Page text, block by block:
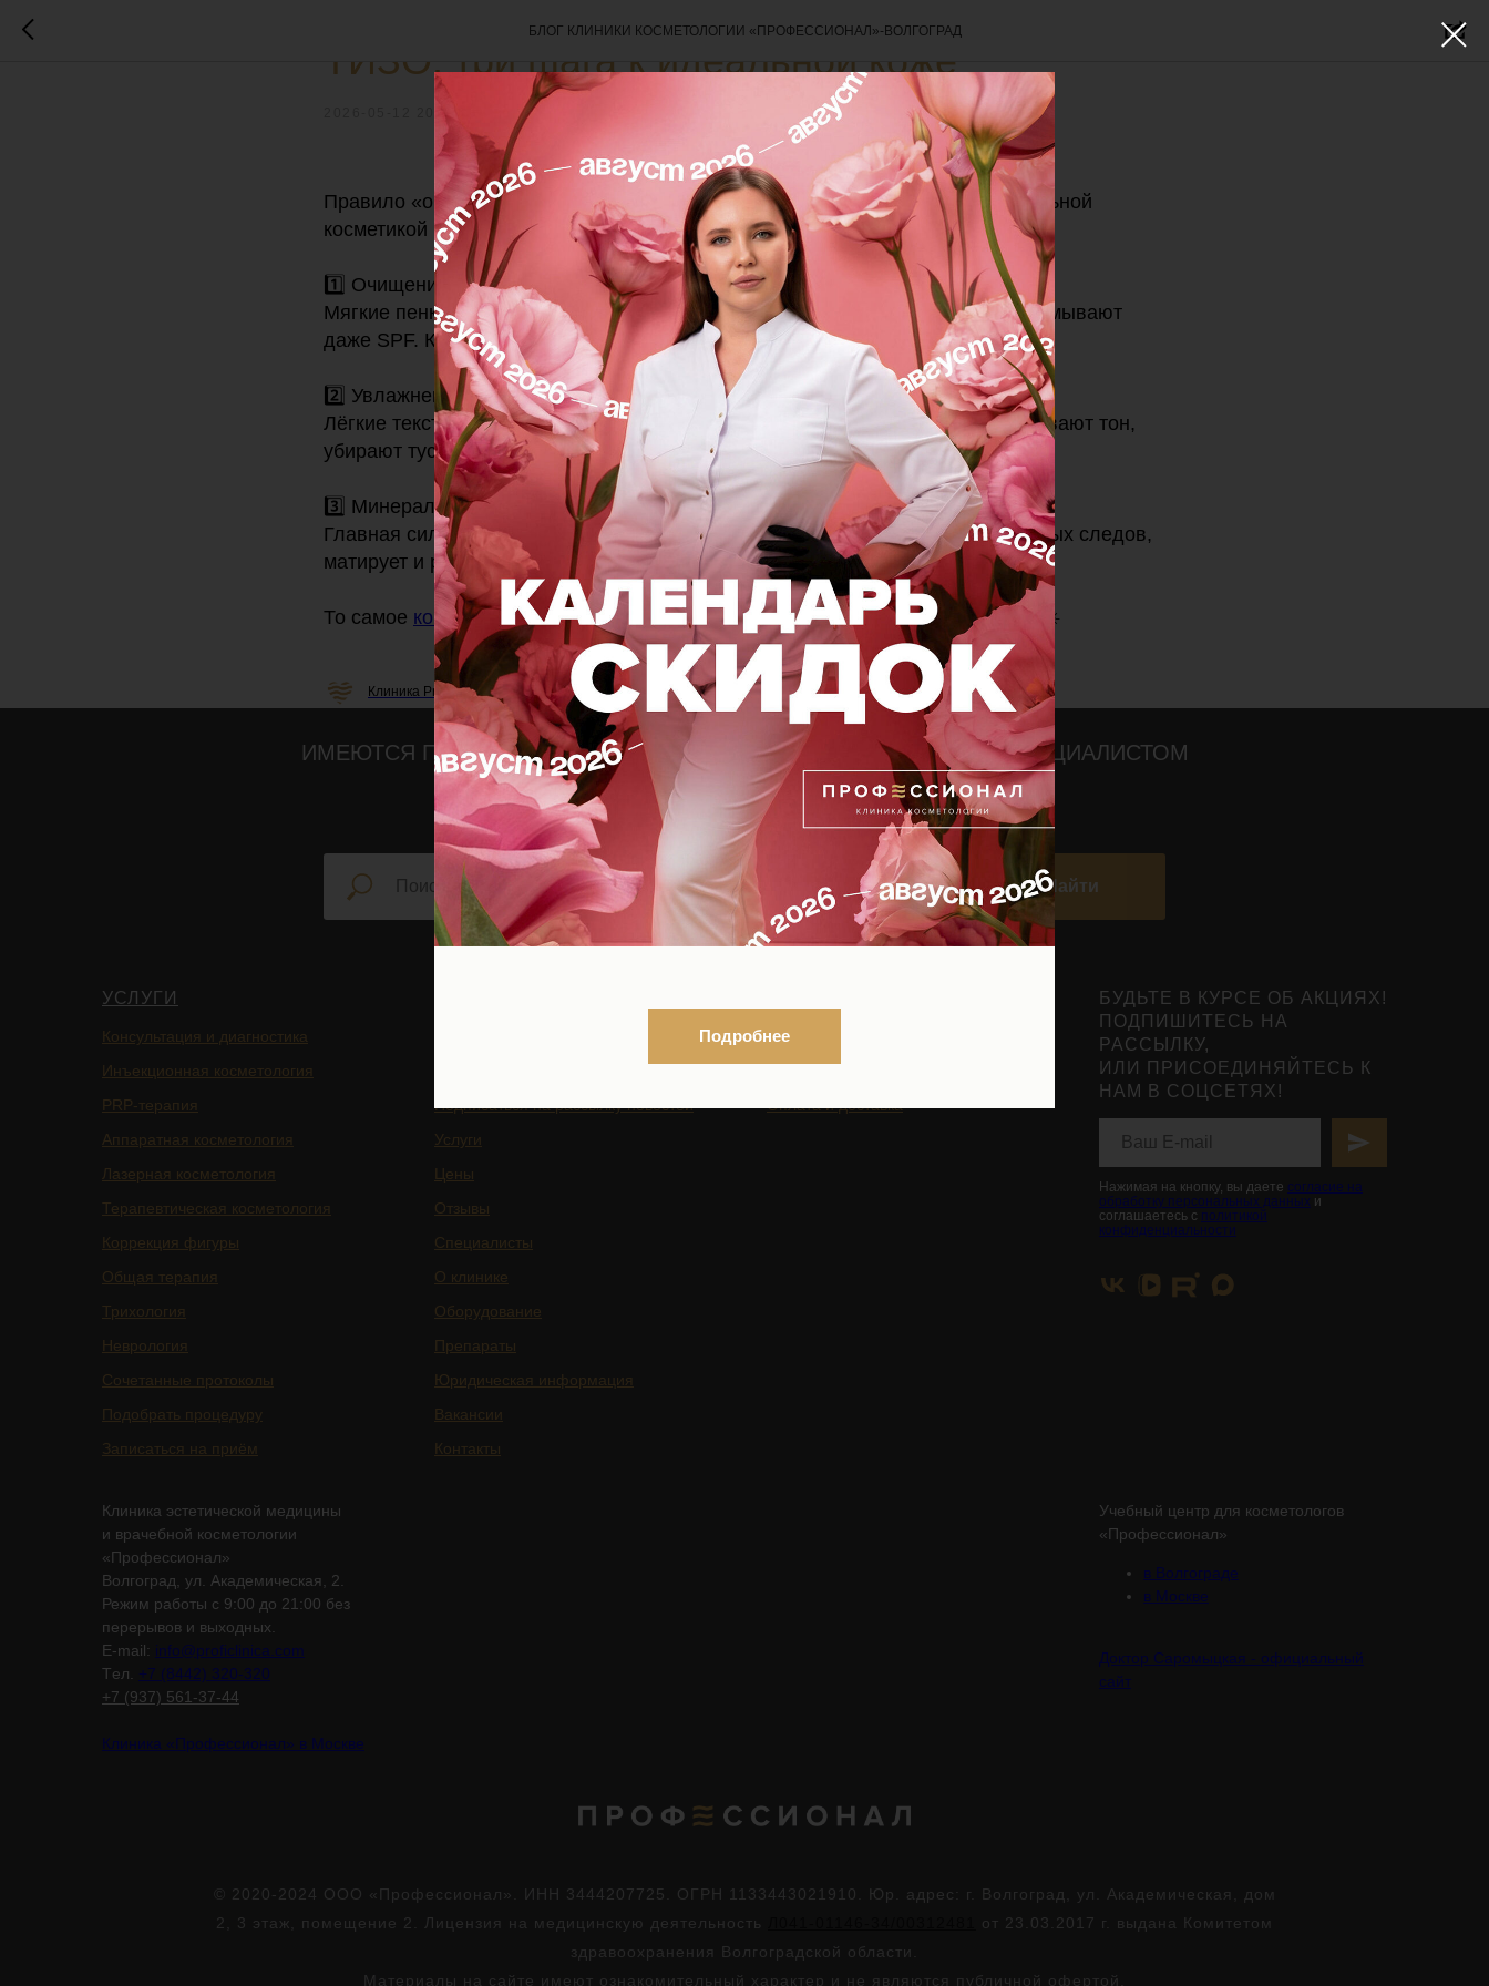
БЛОГ КЛИНИКИ КОСМЕТОЛОГИИ «ПРОФЕССИОНАЛ»-ВОЛГОГРАД
ТИЗО: три шага к идеальной коже
2026-05-12 20:40
Правило «очистить — увлажнить — защитить» с профессиональной минеральной
косметикой работает особенно хорошо.
1️⃣ Очищение
Мягкие пенки и гели«Тизо»
не сушат кожу, не нарушают барьер и идеально смывают
даже SPF. Кожа дышит, но не стянута.
2️⃣ Увлажнение + сияние
Лёгкие текстуры с антиоксидантами и осветляющими компонентами выравнивают тон,
убирают тусклость и работают как праймер под защиту.
3️⃣ Минеральная защита
Главная сила бренда – чистые оксиды цинка и титана. СПФ не оставляет белых следов,
матирует и работает как финишное покрытие.
То самое комбо: нежное очищение, глубокое увлажнение, надёжный барьер ☀️
Клиника Professional-Волгоград
ИМЕЮТСЯ ПРОТИВОПОКАЗАНИЯ, ПРОКОНСУЛЬТИРУЙТЕСЬ СО СПЕЦИАЛИСТОМ
18+
Найти
УСЛУГИ
Консультация и диагностика
Инъекционная косметология
PRP-терапия
Аппаратная косметология
Лазерная косметология
Терапевтическая косметология
Коррекция фигуры
Общая терапия
Трихология
Неврология
Сочетанные протоколы
Подобрать процедуру
Записаться на приём
Подписаться на рассылку новостей
Услуги
Цены
Отзывы
Специалисты
О клинике
Оборудование
Препараты
Юридическая информация
Вакансии
Контакты
Интернет-магазин
Оплата и доставка
БУДЬТЕ В КУРСЕ ОБ АКЦИЯХ!
ПОДПИШИТЕСЬ НА
РАССЫЛКУ,
ИЛИ ПРИСОЕДИНЯЙТЕСЬ К
НАМ В СОЦСЕТЯХ!
Нажимая на кнопку, вы даете согласие на
обработку персональных данных и
соглашаетесь с политикой
конфиденциальности
Клиника эстетической медицины
и врачебной косметологии
«Профессионал»
Волгоград, ул. Академическая, 2.
Режим работы с 9:00 до 21:00 без
перерывов и выходных.
E-mail: info@proficlinica.com
Tел. +7 (8442) 320-320
+7 (937) 561-37-44
Клиника «Профессионал» в Москве
Учебный центр для косметологов
«Профессионал»
в Волгограде
в Москве
Доктор Саромыцкая - официальный
сайт
© 2020-2024 ООО «Профессионал». ИНН 3444207725. ОГРН 1133443021910. Юр. адрес: г. Волгоград, ул. Академическая, дом
2, 3 этаж, помещение 2. Лицензия на медицинскую деятельность
от 23.03.2017 г. выдана Комитетом
здравоохранения Волгоградской области.
Материалы на сайте имеют ознакомительный характер и не являются публичной офертой.
Подробнее